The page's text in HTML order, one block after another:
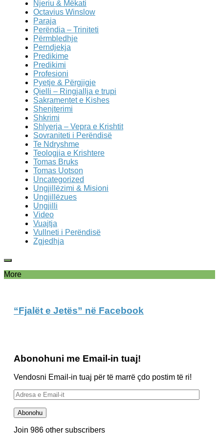
Njeriu & Mëkati
Octavius Winslow
Paraja
Perëndia – Triniteti
Përmbledhje
Perndjekja
Predikime
Predikimi
Profesioni
Pyetje & Përgjigje
Qielli – Ringjallja e trupi
Sakramentet e Kishes
Shenjterimi
Shkrimi
Shlyerja – Vepra e Krishtit
Sovraniteti i Perëndisë
Te Ndryshme
Teologjia e Krishtere
Tomas Bruks
Tomas Uotson
Uncategorized
Ungjillëzimi & Misioni
Ungjillëzues
Ungjilli
Video
Vuajtja
Vullneti i Perëndisë
Zgjedhja
More
“Fjalët e Jetës” në Facebook
Abonohuni me Email-in tuaj!
Vendosni Email-in tuaj për të marrë çdo postim të ri!
Adresa
e
Email-
it
Abonohu
Join 986 other subscribers